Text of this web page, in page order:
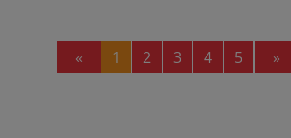
« Previous
1 2 3 4 5 »